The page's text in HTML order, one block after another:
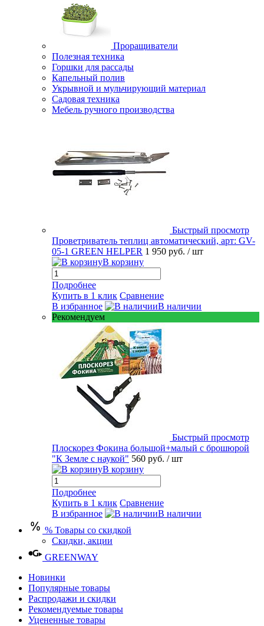
Проращиватели
Полезная техника
Горшки для рассады
Капельный полив
Укрывной и мульчирующий материал
Садовая техника
Мебель ручного производства
Быстрый просмотр
Проветриватель теплиц автоматический, арт: GV-
05-1 GREEN HELPER 1 950 руб. / шт
В корзину
Подробнее
Купить в 1 клик Сравнение
В избранное
В наличии
Рекомендуем
Быстрый просмотр
Плоскорез Фокина большой+малый с брошюрой
"К Земле с наукой" 560 руб. / шт
В корзину
Подробнее
Купить в 1 клик Сравнение
В избранное
В наличии
% Товары со скидкой
Скидки, акции
GREENWAY
Новинки
Популярные товары
Распродажи и скидки
Рекомендуемые товары
Уцененные товары